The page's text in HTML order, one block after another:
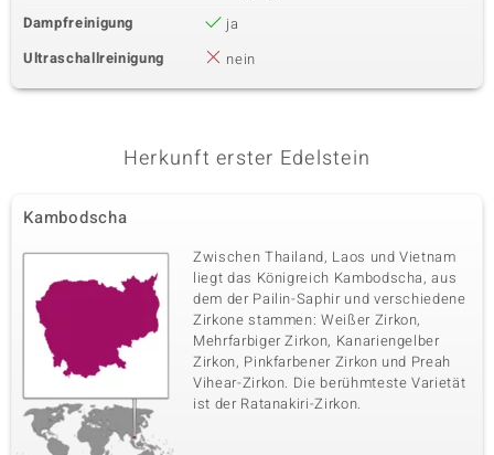
Dampfreinigung
ja
Ultraschallreinigung
nein
Herkunft erster Edelstein
Kambodscha
Zwischen Thailand, Laos und Vietnam
liegt das Königreich Kambodscha, aus
dem der Pailin-Saphir und verschiedene
Zirkone stammen: Weißer Zirkon,
Mehrfarbiger Zirkon, Kanariengelber
Zirkon, Pinkfarbener Zirkon und Preah
Vihear-Zirkon. Die berühmteste Varietät
ist der Ratanakiri-Zirkon.